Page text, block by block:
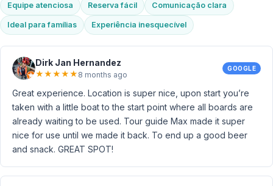
Equipe atenciosa Reserva fácil Comunicação clara
Ideal para famílias Experiência inesquecível
Dirk Jan Hernandez
★★★★★ 8 months ago
GOOGLE
Great experience. Location is super nice, upon start you’re
taken with a little boat to the start point where all boards are
already waiting to be used. Tour guide Max made it super
nice for use until we made it back. To end up a good beer
and snack. GREAT SPOT!